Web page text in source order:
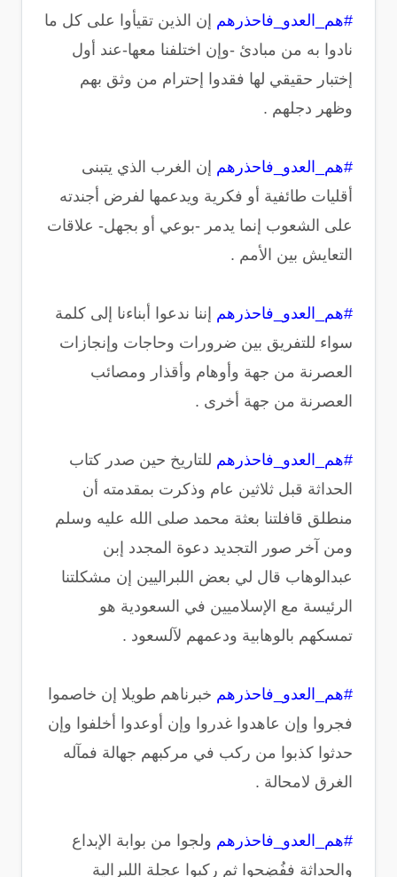
#هم_العدو_فاحذرهم إن الذين تقيأوا على كل ما
نادوا به من مبادئ -وإن اختلفنا معها-عند أول
إختبار حقيقي لها فقدوا إحترام من وثق بهم
وظهر دجلهم .
#هم_العدو_فاحذرهم إن الغرب الذي يتبنى
أقليات طائفية أو فكرية ويدعمها لفرض أجندته
على الشعوب إنما يدمر -بوعي أو بجهل- علاقات
التعايش بين الأمم .
#هم_العدو_فاحذرهم إننا ندعوا أبناءنا إلى كلمة
سواء للتفريق بين ضرورات وحاجات وإنجازات
العصرنة من جهة وأوهام وأقذار ومصائب
العصرنة من جهة أخرى .
#هم_العدو_فاحذرهم للتاريخ حين صدر كتاب
الحداثة قبل ثلاثين عام وذكرت بمقدمته أن
منطلق قافلتنا بعثة محمد صلى الله عليه وسلم
ومن آخر صور التجديد دعوة المجدد إبن
عبدالوهاب قال لي بعض اللبراليين إن مشكلتنا
الرئيسة مع الإسلاميين في السعودية هو
تمسكهم بالوهابية ودعمهم لآلسعود .
#هم_العدو_فاحذرهم خبرناهم طويلا إن خاصموا
فجروا وإن عاهدوا غدروا وإن أوعدوا أخلفوا وإن
حدثوا كذبوا من ركب في مركبهم جهالة فمآله
الغرق لامحالة .
#هم_العدو_فاحذرهم ولجوا من بوابة الإبداع
والحداثة ففُضِحوا ثم ركبوا عجلة اللبرالية